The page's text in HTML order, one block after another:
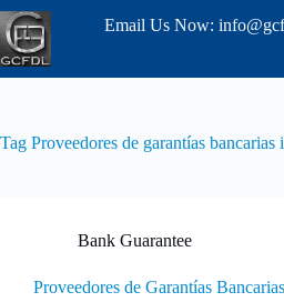
Email Us Now:
Tag Proveedores de garantías bancarias
Bank Guarantee
Proveedores de Garantías